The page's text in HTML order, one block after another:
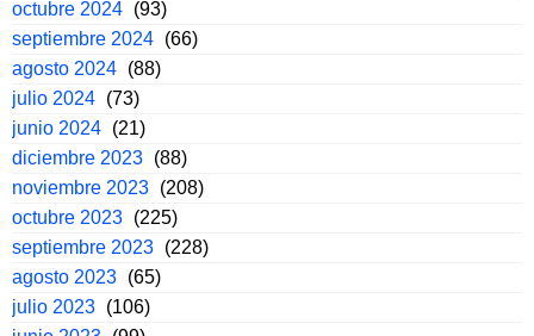
octubre 2024 (93)
septiembre 2024 (66)
agosto 2024 (88)
julio 2024 (73)
junio 2024 (21)
diciembre 2023 (88)
noviembre 2023 (208)
octubre 2023 (225)
septiembre 2023 (228)
agosto 2023 (65)
julio 2023 (106)